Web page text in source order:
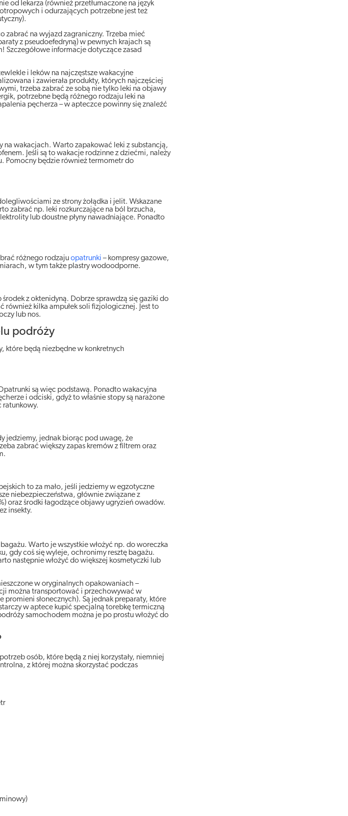
od lekarza (również przetłumaczone na język
i odurzających potrzebne jest też
zabrać na wyjazd zagraniczny. Trzeba mieć
z pseudoefedryną) w pewnych krajach są
Szczegółowe informacje dotyczące zasad
i leków na najczęstsze wakacyjne
i zawierała produkty, których najczęściej
trzeba zabrać ze sobą nie tylko leki na objawy
potrzebne będą różnego rodzaju leki na
pęcherza – w apteczce powinny się znaleźć
wakacjach. Warto zapakować leki z substancją,
Jeśli są to wakacje rodzinne z dziećmi, należy
Pomocny będzie również termometr do
ze strony żołądka i jelit. Wskazane
zabrać np. leki rozkurczające na ból brzucha,
lub doustne płyny nawadniające. Ponadto
różnego rodzajuopatrunki – kompresy gazowe,
w tym także plastry wodoodporne.
z oktenidyną. Dobrze sprawdzą się gaziki do
kilka ampułek soli fizjologicznej. Jest to
lub nos.
podróży
które będą niezbędne w konkretnych
są więc podstawą. Ponadto wakacyjna
i odciski, gdyż to właśnie stopy są narażone
ratunkowy.
jedziemy, jednak biorąc pod uwagę, że
zabrać większy zapas kremów z filtrem oraz
to za mało, jeśli jedziemy w egzotyczne
niebezpieczeństwa, głównie związane z
oraz środki łagodzące objawy ugryzień owadów.
insekty.
Warto je wszystkie włożyć np. do woreczka
gdy coś się wyleje, ochronimy resztę bagażu.
następnie włożyć do większej kosmetyczki lub
w oryginalnych opakowaniach –
można transportować i przechowywać w
słonecznych). Są jednak preparaty, które
w aptece kupić specjalną torebkę termiczną
samochodem można je po prostu włożyć do
osób, które będą z niej korzystały, niemniej
z której można skorzystać podczas